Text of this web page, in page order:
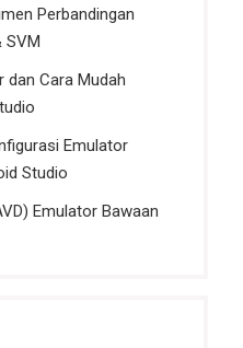
Perbandingan
SVM
dan Cara Mudah
Emulator
Studio
Emulator Bawaan